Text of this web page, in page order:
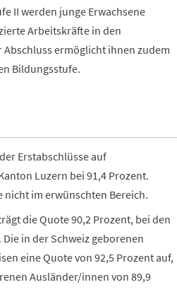
II werden junge Erwachsene
Arbeitskräfte in den
ermöglicht ihnen zudem
Bildungsstufe.
Erstabschlüsse auf
Luzern bei 91,4 Prozent.
nicht im erwünschten Bereich.
die Quote 90,2 Prozent, bei den
in der Schweiz geborenen
eine Quote von 92,5 Prozent auf,
Ausländer/innen von 89,9